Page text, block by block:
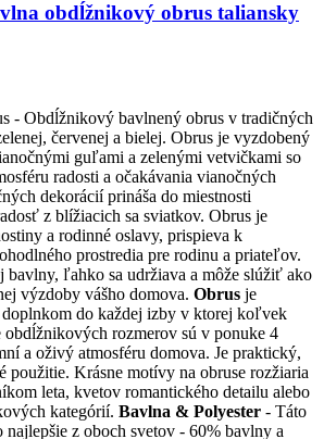
obdĺžnikový obrus taliansky
- Obdĺžnikový bavlnený obrus v tradičných
červenej a bielej. Obrus je vyzdobený
guľami a zelenými vetvičkami so
radosti a očakávania vianočných
dekorácií prináša do miestnosti
z blížiacich sa sviatkov. Obrus je
a rodinné oslavy, prispieva k
prostredia pre rodinu a priateľov.
bavlny, ľahko sa udržiava a môže slúžiť ako
výzdoby vášho domova. Obrus je
do každej izby v ktorej koľvek
rozmerov sú v ponuke 4
a oživý atmosféru domova. Je praktický,
použitie. Krásne motívy na obruse rozžiaria
leta, kvetov romantického detailu alebo
kategórií. Bavlna & Polyester - Táto
najlepšie z oboch svetov - 60% bavlny a